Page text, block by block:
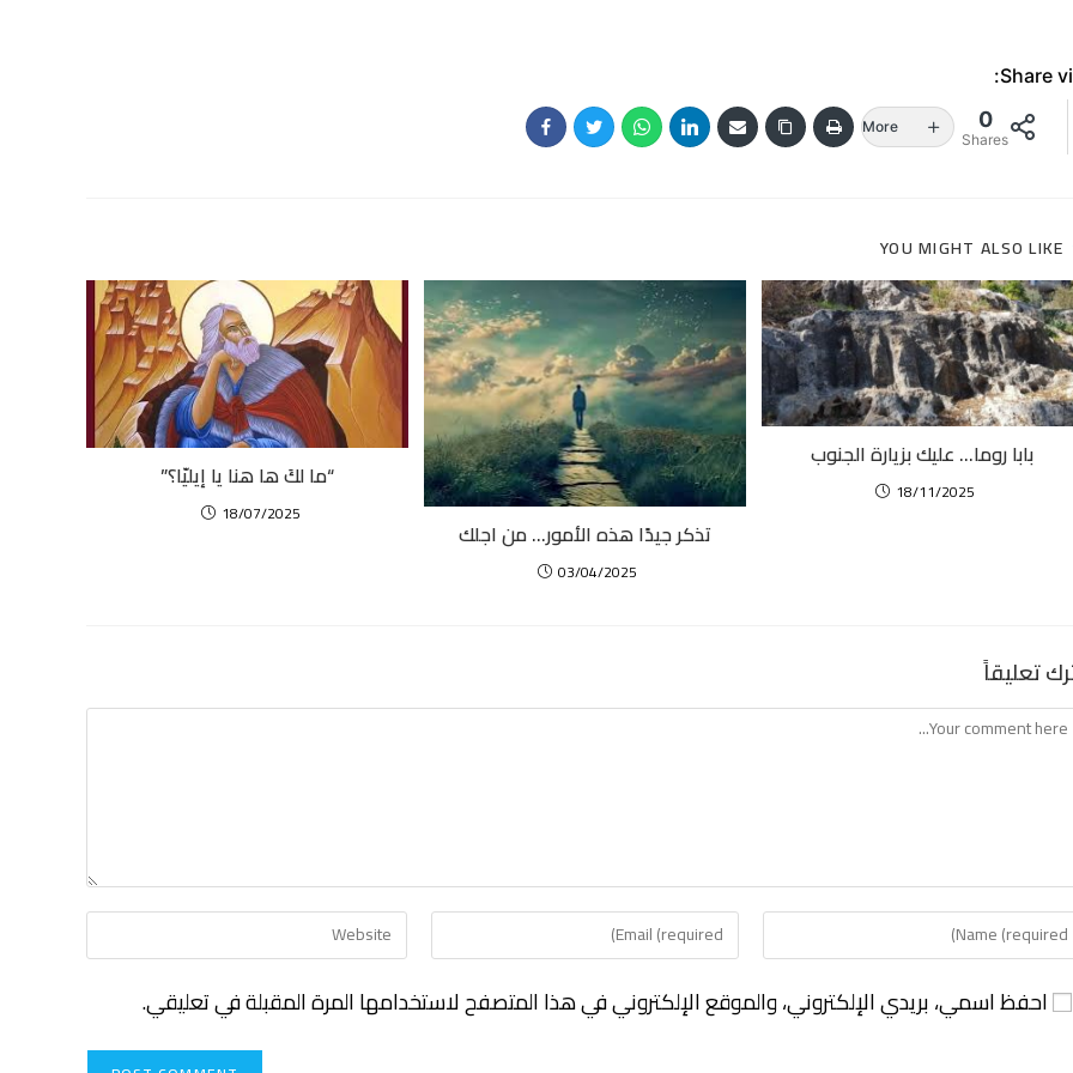
Share
0
Shares
More
YOU MIGHT ALSO LIKE
“ما لكَ ها هنا يا إيليّا؟”
18/07/2025
تذكر جيدًا هذه الأمور… من اجلك
03/04/2025
بابا روما… عليك بزيارة الجنوب
18/11/2025
تعليقاً
احفظ اسمي، بريدي الإلكتروني، والموقع الإلكتروني في هذا المتصفح لاستخدامها المرة المقبلة في تعليقي.